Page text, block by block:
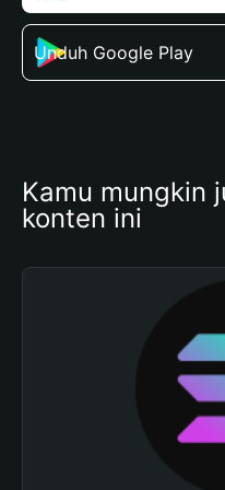
Unduh Google Play
Kamu mungkin
konten ini